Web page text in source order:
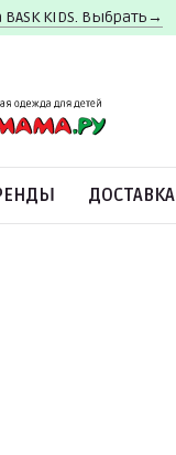
KIDS. Выбрать→
ДОСТАВКА